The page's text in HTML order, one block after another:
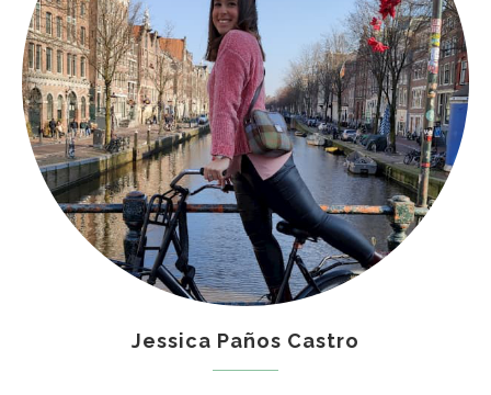
Jessica Paños Castro